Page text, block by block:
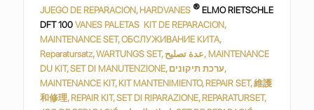
JUEGO DE REPARACION, HARDVANES ® ELMO RIETSCHLE
DFT 100 VANES PALETAS KIT DE REPARACION,
MAINTENANCE SET, ОБСЛУЖИВАНИЕ КИТА,
Reparatursatz, WARTUNGS SET, عدة تصليح, MAINTENANCE
DU KIT, SET DI MANUTENZIONE, ערכת תיקונים,
MAINTENANCE KIT, KIT MANTENIMIENTO, REPAIR SET, 維護
和修理, REPAIR KIT, SET DI RIPARAZIONE, REPARATURSET,